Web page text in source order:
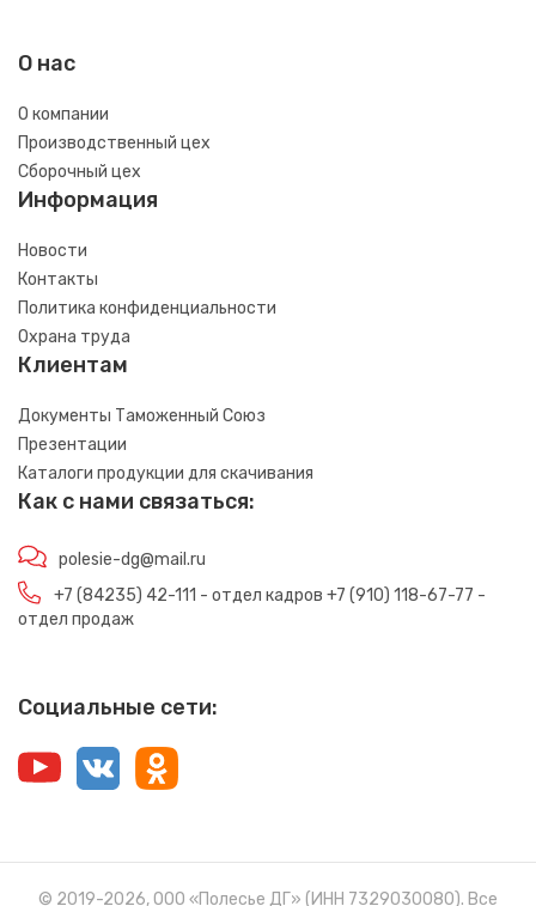
О нас
О компании
Производственный цех
Сборочный цех
Информация
Новости
Контакты
Политика конфиденциальности
Охрана труда
Клиентам
Документы Таможенный Союз
Презентации
Каталоги продукции для скачивания
Как с нами связаться:
polesie-dg@mail.ru
+7 (84235) 42-111 - отдел кадров +7 (910) 118-67-77 -
отдел продаж
Социальные сети:
© 2019-2026, ООО «Полесье ДГ» (ИНН 7329030080). Все